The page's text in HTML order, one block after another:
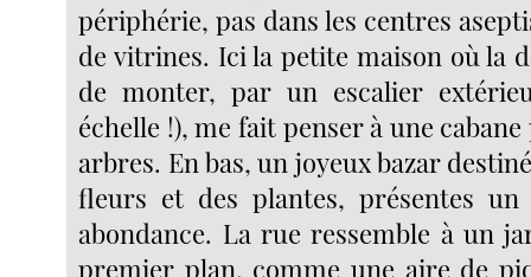
périphérie, pas dans les centres
de vitrines. Ici la petite maison où la
de monter, par un escalier
échelle !), me fait penser à une
arbres. En bas, un joyeux bazar
fleurs et des plantes, présentes
abondance. La rue ressemble à un
premier plan, comme une aire de